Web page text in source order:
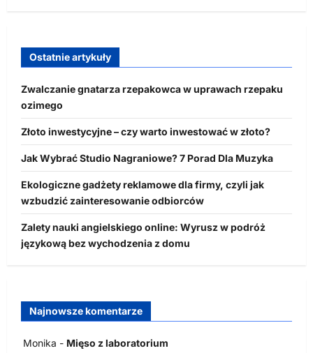
Ostatnie artykuły
Zwalczanie gnatarza rzepakowca w uprawach rzepaku
ozimego
Złoto inwestycyjne – czy warto inwestować w złoto?
Jak Wybrać Studio Nagraniowe? 7 Porad Dla Muzyka
Ekologiczne gadżety reklamowe dla firmy, czyli jak
wzbudzić zainteresowanie odbiorców
Zalety nauki angielskiego online: Wyrusz w podróż
językową bez wychodzenia z domu
Najnowsze komentarze
Monika - Mięso z laboratorium